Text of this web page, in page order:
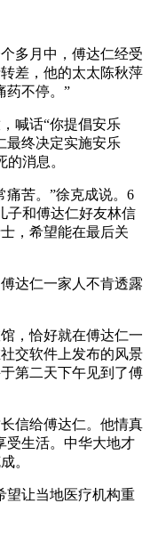
多月中，傅达仁经受
差，他的太太陈秋萍
药不停。”
喊话“你提倡安乐
最终决定实施安乐
消息。
苦。”徐克成说。6
子和傅达仁好友林信
，希望能在最后关
达仁一家人不肯透露
，恰好就在傅达仁一
交软件上发布的风景
第二天下午见到了傅
信给傅达仁。他情真
受生活。中华大地才
。
让当地医疗机构重